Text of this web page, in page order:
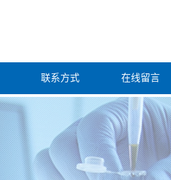
联系方式 在线留言